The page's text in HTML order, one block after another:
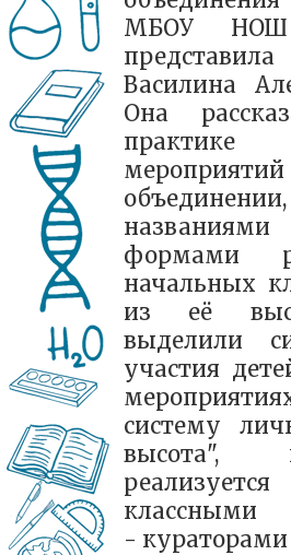
МБОУ
Василина
Она
формами
начальных
из её
выделили
участия
систему
высота",
- кураторами